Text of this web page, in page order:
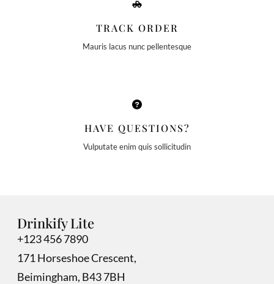
TRACK ORDER
Mauris lacus nunc pellentesque
HAVE QUESTIONS?
Vulputate enim quis sollicitudin
Drinkify Lite
+123 456 7890
171 Horseshoe Crescent,
Beimingham, B43 7BH